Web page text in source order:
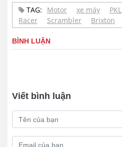
TAG: Motor xe máy PKL
Racer
Scrambler Brixton
BÌNH LUẬN
Viết bình luận